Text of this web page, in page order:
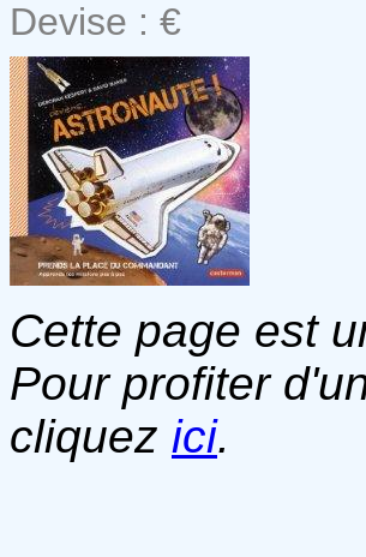
Devise : €
Cette page est
Pour profiter
cliquez ici.